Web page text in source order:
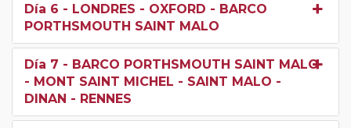
Día 6 - LONDRES - OXFORD - BARCO
PORTHSMOUTH SAINT MALO
Día 7 - BARCO PORTHSMOUTH SAINT MALO
- MONT SAINT MICHEL - SAINT MALO -
DINAN - RENNES